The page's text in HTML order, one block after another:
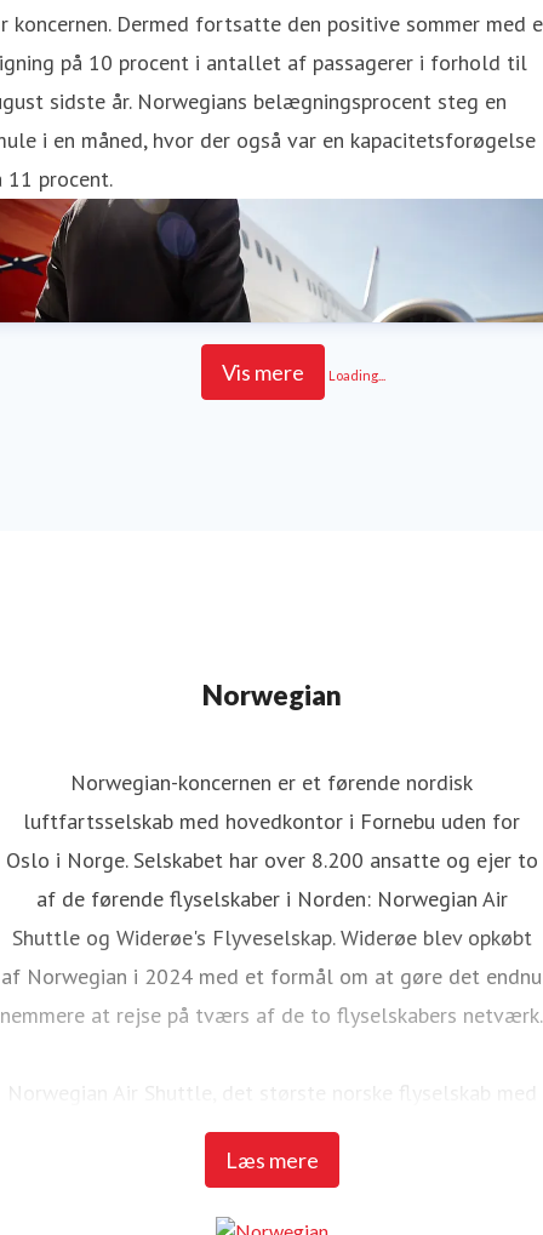
koncernen. Dermed fortsatte den positive sommer med
på 10 procent i antallet af passagerer i forhold til
sidste år. Norwegians belægningsprocent steg en
i en måned, hvor der også var en kapacitetsforøgelse
11 procent.
Vis mere Loading...
Norwegian
Læs mere
Norwegian-koncernen er et førende nordisk
luftfartsselskab med hovedkontor i Fornebu uden for
Oslo i Norge. Selskabet har over 8.200 ansatte og ejer to
af de førende flyselskaber i Norden: Norwegian Air
Shuttle og Widerøe's Flyveselskap. Widerøe blev opkøbt
af Norwegian i 2024 med et formål om at gøre det endnu
nemmere at rejse på tværs af de to flyselskabers netværk.
Norwegian Air Shuttle, det største norske flyselskab med
omkring 4.700 ansatte, tilbyder et omfattende
rutenetværk, der forbinder de nordiske lande med et bredt